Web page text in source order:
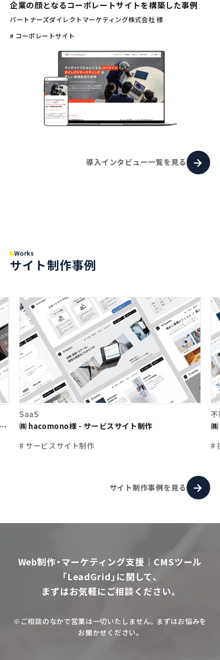
企業の顔となるコーポレートサイトを構築した事例
パートナーズダイレクトマーケティング株式会社 様
# コーポレートサイト
導入インタビュー一覧を見る
Works
サイト制作事例
SaaS
㈱ hacomono様 - サービスサイト制作
# サービスサイト制作
#
サイト制作事例を見る
Web制作・マーケティング支援｜CMSツール
「LeadGrid」に関して、
まずはお気軽にご相談ください。
※ご相談のなかで営業は一切いたしません。まずはお悩みを
お聞かせください。